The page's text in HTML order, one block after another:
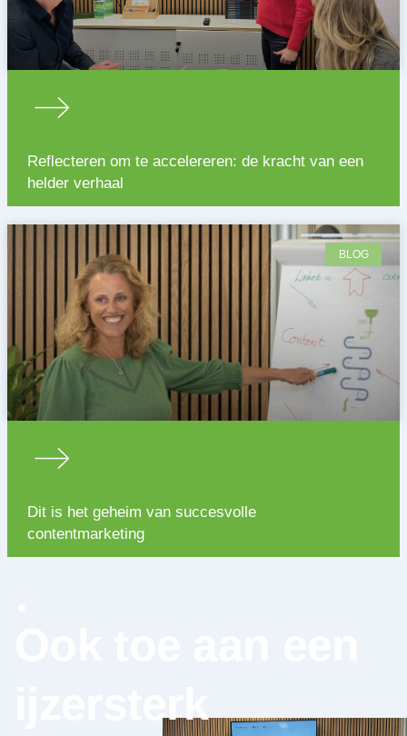
Reflecteren om te accelereren: de kracht van een
helder verhaal
BLOG
Dit is het geheim van succesvolle
contentmarketing
ijzersterk